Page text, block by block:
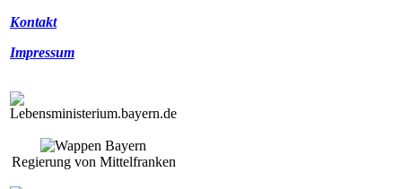
Kontakt
Impressum
Regierung von Mittelfranken